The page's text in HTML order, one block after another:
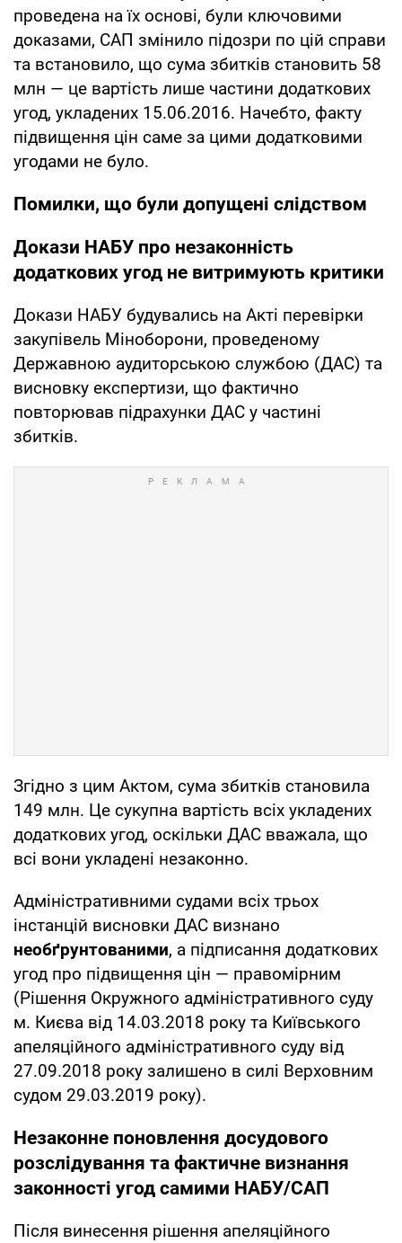
проведена на їх основі, були ключовими
доказами, САП змінило підозри по цій справи
та встановило, що сума збитків становить 58
млн — це вартість лише частини додаткових
угод, укладених 15.06.2016. Начебто, факту
підвищення цін саме за цими додатковими
угодами не було.
Помилки, що були допущені слідством
Докази НАБУ про незаконність
додаткових угод не витримують критики
Докази НАБУ будувались на Акті перевірки
закупівель Міноборони, проведеному
Державною аудиторською службою (ДАС) та
висновку експертизи, що фактично
повторював підрахунки ДАС у частині
збитків.
Згідно з цим Актом, сума збитків становила
149 млн. Це сукупна вартість всіх укладених
додаткових угод, оскільки ДАС вважала, що
всі вони укладені незаконно.
Адміністративними судами всіх трьох
інстанцій висновки ДАС визнано
необґрунтованими, а підписання додаткових
угод про підвищення цін — правомірним
(Рішення Окружного адміністративного суду
м. Києва від 14.03.2018 року та Київського
апеляційного адміністративного суду від
27.09.2018 року залишено в силі Верховним
судом 29.03.2019 року).
Незаконне поновлення досудового
розслідування та фактичне визнання
законності угод самими НАБУ/САП
Після винесення рішення апеляційного